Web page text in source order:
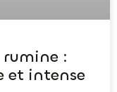
rumine :
et intense